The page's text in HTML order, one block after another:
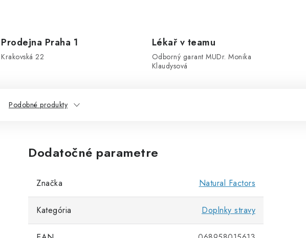
Prodejna Praha 1
Krakovská 22
Lékař v teamu
Odborný garant MUDr. Monika
Klaudysová
Podobné produkty
Dodatočné parametre
Značka Natural Factors
Kategória Doplnky stravy